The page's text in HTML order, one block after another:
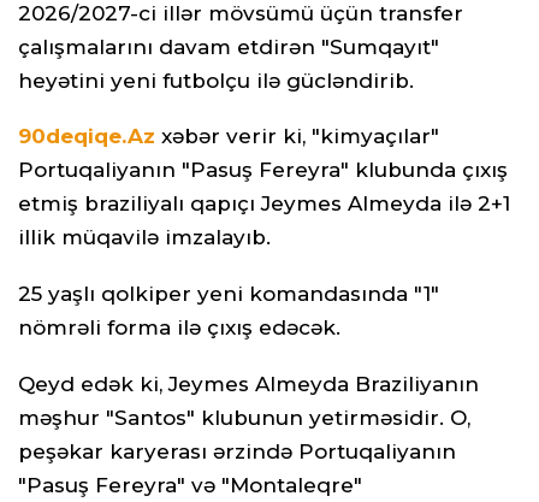
2026/2027-ci illər mövsümü üçün transfer
çalışmalarını davam etdirən "Sumqayıt"
heyətini yeni futbolçu ilə gücləndirib.
90deqiqe.Az xəbər verir ki, "kimyaçılar"
Portuqaliyanın "Pasuş Fereyra" klubunda çıxış
etmiş braziliyalı qapıçı Jeymes Almeyda ilə 2+1
illik müqavilə imzalayıb.
25 yaşlı qolkiper yeni komandasında "1"
nömrəli forma ilə çıxış edəcək.
Qeyd edək ki, Jeymes Almeyda Braziliyanın
məşhur "Santos" klubunun yetirməsidir. O,
peşəkar karyerası ərzində Portuqaliyanın
"Pasuş Fereyra" və "Montaleqre"